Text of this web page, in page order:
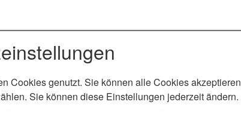
Kontakt Impressum Datenschutz
Cookies genutzt. Sie können alle Cookies akzeptieren
Sie können diese Einstellungen jederzeit ändern.